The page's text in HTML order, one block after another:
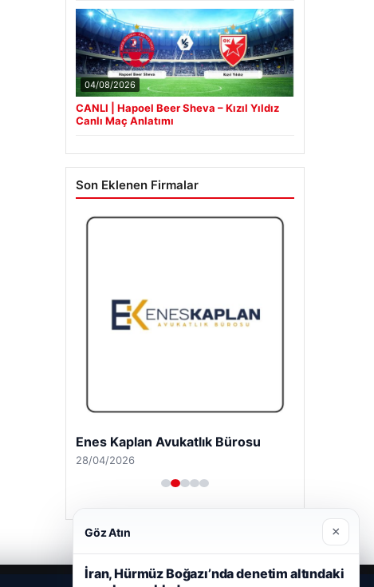
04/08/2026
CANLI | Hapoel Beer Sheva – Kızıl Yıldız
Canlı Maç Anlatımı
Son Eklenen Firmalar
Enes Kaplan Avukatlık Bürosu
28/04/2026
Göz Atın ×
İran, Hürmüz Boğazı’nda denetim altındaki